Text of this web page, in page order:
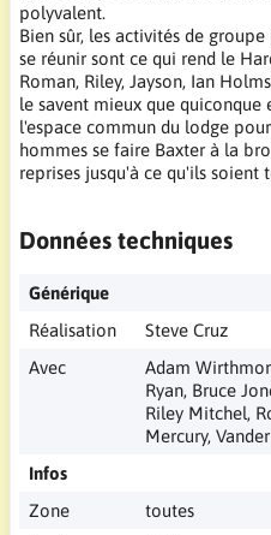
polyvalent.
Bien sûr, les activités de
se réunir sont ce qui rend le
Roman, Riley, Jayson, Ian
le savent mieux que quiconque
l'espace commun du lodge
hommes se faire Baxter à la
reprises jusqu'à ce qu'ils soient
Données techniques
Générique
Réalisation
Steve Cruz
Avec
Adam
Ryan, Bruce
Riley Mitchel,
Mercury,
Infos
Zone
toutes